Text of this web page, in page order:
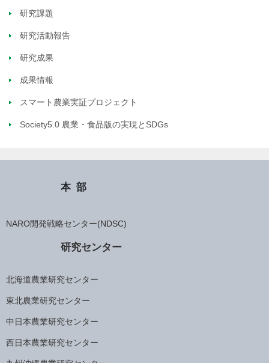
研究課題
研究活動報告
研究成果
成果情報
スマート農業実証プロジェクト
Society5.0 農業・食品版の実現とSDGs
本部
NARO開発戦略センター(NDSC)
研究センター
北海道農業研究センター
東北農業研究センター
中日本農業研究センター
西日本農業研究センター